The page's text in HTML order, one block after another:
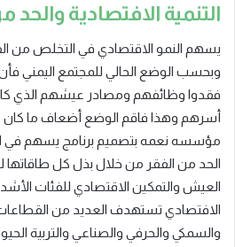
التنمية الافتصادية والحد
يسهم النمو الاقتصادي في التخلص من
وبحسب الوضع الحالي للمجتمع اليمني فأن
فقدوا وظائفهم ومصادر عيشهم الذي
أسرهم وهذا فاقم الوضع أضعاف ما كان
مؤسسه نعمه بتصميم برنامج يسهم في
الحد من الفقر من خلال بذل كل
العيش والتمكين الاقتصادي للفئات
الافتصادي تستهدف العديد من
والسمكي والحرفي والصناعي والتربية